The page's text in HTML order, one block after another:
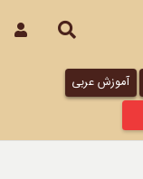
آموزش عربی